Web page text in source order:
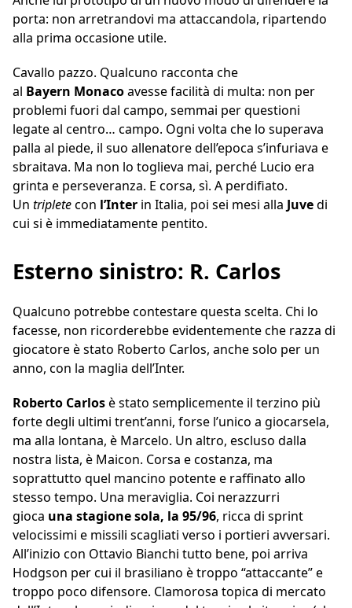
porta: non arretrandovi ma attaccandola, ripartendo
alla prima occasione utile.
Cavallo pazzo. Qualcuno racconta che
al Bayern Monacoavesse facilità di multa: non per
problemi fuori dal campo, semmai per questioni
legate al centro… campo. Ogni volta che lo superava
palla al piede, il suo allenatore dell’epoca s’infuriava e
sbraitava. Ma non lo toglieva mai, perché Lucio era
grinta e perseveranza. E corsa, sì. A perdifiato.
Un tripletecon l’Inter in Italia, poi sei mesi alla Juvedi
cui si è immediatamente pentito.
Esterno sinistro: R. Carlos
Qualcuno potrebbe contestare questa scelta. Chi lo
facesse, non ricorderebbe evidentemente che razza di
giocatore è stato Roberto Carlos, anche solo per un
anno, con la maglia dell’Inter.
Roberto Carlosè stato semplicemente il terzino più
forte degli ultimi trent’anni, forse l’unico a giocarsela,
ma alla lontana, è Marcelo. Un altro, escluso dalla
nostra lista, è Maicon. Corsa e costanza, ma
soprattutto quel mancino potente e raffinato allo
stesso tempo. Una meraviglia. Coi nerazzurri
gioca una stagione sola, la 95/96, ricca di sprint
velocissimi e missili scagliati verso i portieri avversari.
All’inizio con Ottavio Bianchi tutto bene, poi arriva
Hodgson per cui il brasiliano è troppo “attaccante” e
troppo poco difensore. Clamorosa topica di mercato